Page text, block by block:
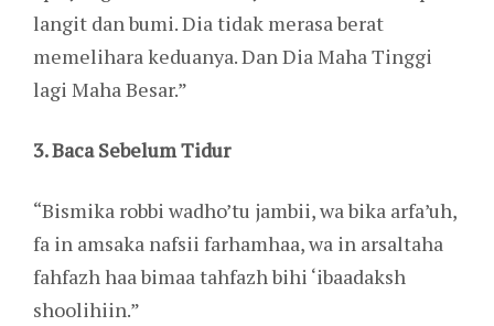
langit dan bumi. Dia tidak merasa berat
memelihara keduanya. Dan Dia Maha Tinggi
lagi Maha Besar.”
3. Baca Sebelum Tidur
“Bismika robbi wadho’tu jambii, wa bika arfa’uh,
fa in amsaka nafsii farhamhaa, wa in arsaltaha
fahfazh haa bimaa tahfazh bihi ‘ibaadaksh
shoolihiin.”